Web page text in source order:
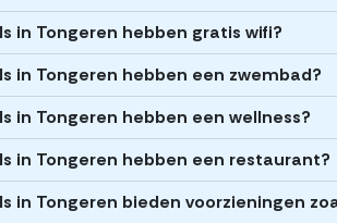
in Tongeren hebben gratis wifi?
in Tongeren hebben een zwembad?
in Tongeren hebben een wellness?
in Tongeren hebben een restaurant?
in Tongeren bieden voorzieningen